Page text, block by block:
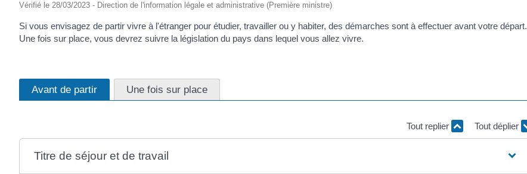
Vérifié le 28/03/2023 - Direction de l'information légale et administrative (Première ministre)
Si vous envisagez de partir vivre à l'étranger pour étudier, travailler ou y habiter, des démarches sont à effectuer avant votre départ.
Une fois sur place, vous devrez suivre la législation du pays dans lequel vous allez vivre.
Avant de partir Une fois sur place
Tout replier Tout déplier
Titre de séjour et de travail